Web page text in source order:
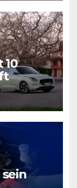
10